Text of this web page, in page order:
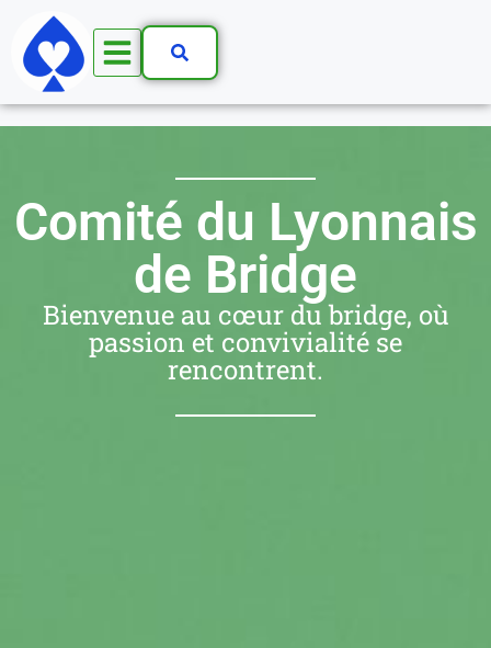
Comité du Lyonnais
de Bridge
Bienvenue au cœur du bridge, où
passion et convivialité se
rencontrent.